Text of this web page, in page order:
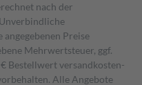
nach der
Preise
Mehrwertsteuer, ggf.
€ Bestell­wert versand­kosten­
Alle Angebote